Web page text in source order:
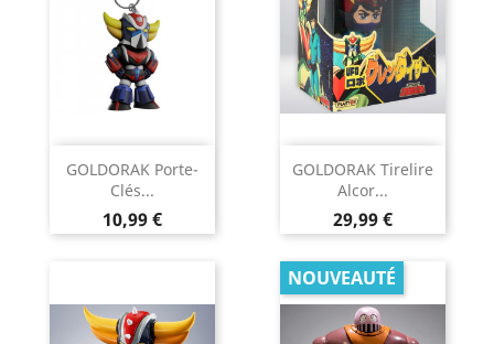
GOLDORAK Porte-
Clés...
Prix
10,99 €
GOLDORAK Tirelire
Alcor...
Prix
29,99 €
NOUVEAUTÉ